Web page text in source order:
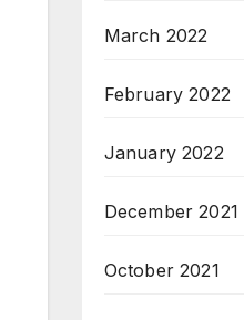
March 2022
February 2022
January 2022
December 2021
October 2021